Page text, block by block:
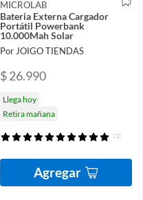
MICROLAB
Bateria Externa Cargador
Portátil Powerbank
10.000Mah Solar
Por JOIGO TIENDAS
$ 26.990
Llega hoy
Retira mañana
(1)
Agregar